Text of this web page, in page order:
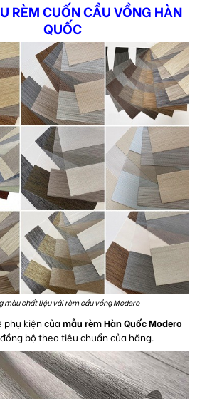
RÈM CUỐN CẦU VỒNG HÀN
QUỐC
màu chất liệu vải rèm cầu vồng Modero
phụ kiện của mẫu rèm Hàn Quốc Modero
đồng bộ theo tiêu chuẩn của hãng.